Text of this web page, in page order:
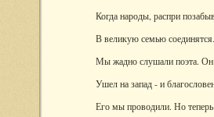
Когда народы, распри
В великую семью соединятся.
Мы жадно слушали поэта. Он
Ушел на запад - и
Его мы проводили. Но теперь